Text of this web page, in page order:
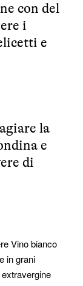
con del
i
e
la
e
di
Vino bianco
in grani